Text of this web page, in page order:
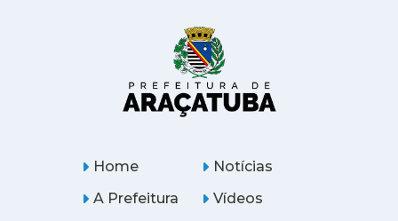
Home
A Prefeitura
Notícias
Vídeos